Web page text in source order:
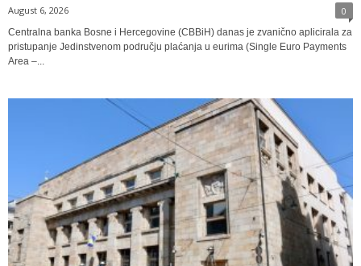
August 6, 2026 0
Centralna banka Bosne i Hercegovine (CBBiH) danas je zvanično aplicirala za
pristupanje Jedinstvenom području plaćanja u eurima (Single Euro Payments
Area –...